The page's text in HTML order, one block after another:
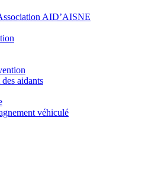
AID’AISNE
aidants
véhiculé